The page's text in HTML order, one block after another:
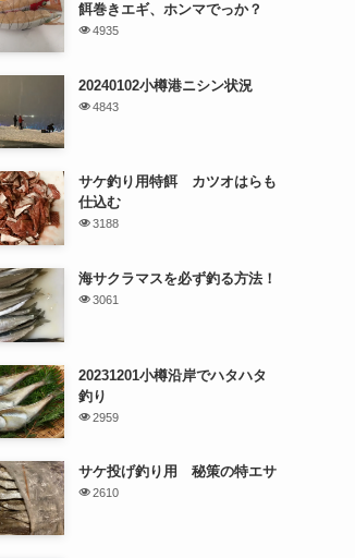
餌巻きエギ、ホンマでっか？
4935
20240102小樽港ニシン状況
4843
サケ釣り用特餌 カツオはらも
仕込む
3188
海サクラマスを必ず釣る方法！
3061
20231201小樽沿岸でハタハタ
釣り
2959
サケ投げ釣り用 秘策の特エサ
2610